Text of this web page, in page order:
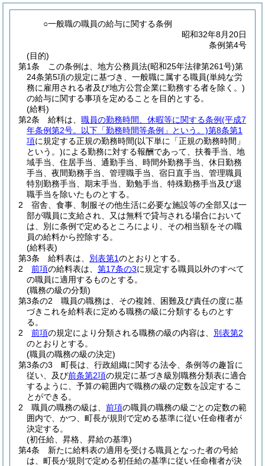
○一般職の職員の給与に関する条例
昭和32年8月20日
条例第4号
(目的)
第1条
この条例は、地方公務員法(昭和25年法律第261号)第
24条第5項の規定に基づき、一般職に属する職員(単純な労
務に雇用される者及び地方公営企業に勤務する者を除く。)
の給与に関する事項を定めることを目的とする。
(給料)
第2条
給料は、 職員の勤務時間、休暇等に関する条例(平成7
年条例第2号。以下「勤務時間等条例」という。)第8条第1
項に規定する正規の勤務時間(以下単に「正規の勤務時間」
という。)による勤務に対する報酬であって、扶養手当、地
域手当、住居手当、通勤手当、時間外勤務手当、休日勤務
手当、夜間勤務手当、管理職手当、宿日直手当、管理職員
特別勤務手当、期末手当、勤勉手当、特殊勤務手当及び退
職手当を除いたものとする。
2
宿舎、食事、制服その他生活に必要な施設等の全部又は一
部が職員に支給され、又は無料で貸与される場合において
は、別に条例で定めるところにより、その相当額をその職
員の給料から控除する。
(給料表)
第3条
給料表は、 別表第1のとおりとする。
2
前項の給料表は、 第17条の3に規定する職員以外のすべて
の職員に適用するものとする。
(職務の級の分類)
第3条の2
職員の職務は、その複雑、困難及び責任の度に基
づきこれを給料表に定める職務の級に分類するものとす
る。
2
前項の規定により分類される職務の級の内容は、 別表第2
のとおりとする。
(職員の職務の級の決定)
第3条の3
町長は、行政組織に関する法令、条例等の趣旨に
従い、及び前条第2項の規定に基づき級別職務分類表に適合
するように、予算の範囲内で職務の級の定数を設定するこ
とができる。
2
職員の職務の級は、 前項の職員の職務の級ごとの定数の範
囲内で、かつ、町長が規則で定める基準に従い任命権者が
決定する。
(初任給、昇格、昇給の基準)
第4条
新たに給料表の適用を受ける職員となった者の号給
は、町長が規則で定める初任給の基準に従い任命権者が決